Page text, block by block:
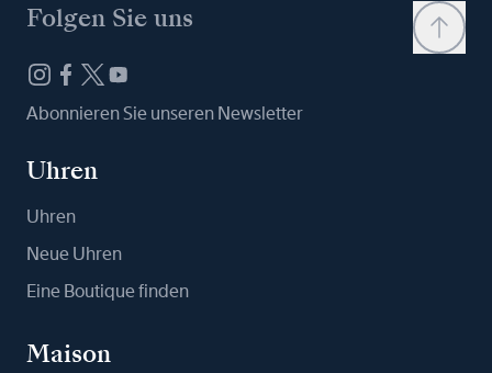
Folgen Sie uns
Abonnieren Sie unseren Newsletter
Uhren
Uhren
Neue Uhren
Eine Boutique finden
Maison